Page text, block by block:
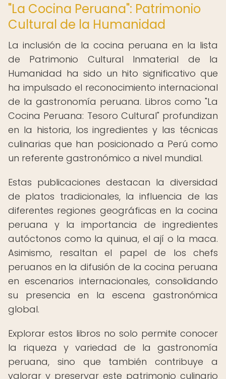
"La Cocina Peruana": Patrimonio
Cultural de la Humanidad
La inclusión de la cocina peruana en la lista
de Patrimonio Cultural Inmaterial de la
Humanidad ha sido un hito significativo que
ha impulsado el reconocimiento internacional
de la gastronomía peruana. Libros como "La
Cocina Peruana: Tesoro Cultural" profundizan
en la historia, los ingredientes y las técnicas
culinarias que han posicionado a Perú como
un referente gastronómico a nivel mundial.
Estas publicaciones destacan la diversidad
de platos tradicionales, la influencia de las
diferentes regiones geográficas en la cocina
peruana y la importancia de ingredientes
autóctonos como la quinua, el ají o la maca.
Asimismo, resaltan el papel de los chefs
peruanos en la difusión de la cocina peruana
en escenarios internacionales, consolidando
su presencia en la escena gastronómica
global.
Explorar estos libros no solo permite conocer
la riqueza y variedad de la gastronomía
peruana, sino que también contribuye a
valorar y preservar este patrimonio culinario